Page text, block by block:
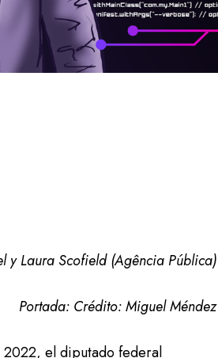
y Laura Scofield (Agência Pública)
Portada: Crédito: Miguel Méndez
2022, el diputado federal